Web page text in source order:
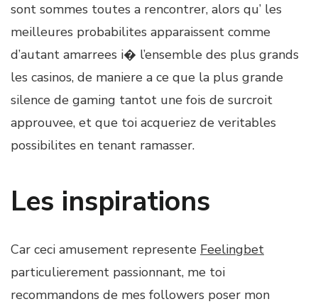
sont sommes toutes a rencontrer, alors qu’ les
meilleures probabilites apparaissent comme
d’autant amarrees i� l’ensemble des plus grands
les casinos, de maniere a ce que la plus grande
silence de gaming tantot une fois de surcroit
approuvee, et que toi acqueriez de veritables
possibilites en tenant ramasser.
Les inspirations
Car ceci amusement represente Feelingbet
particulierement passionnant, me toi
recommandons de mes followers poser mon